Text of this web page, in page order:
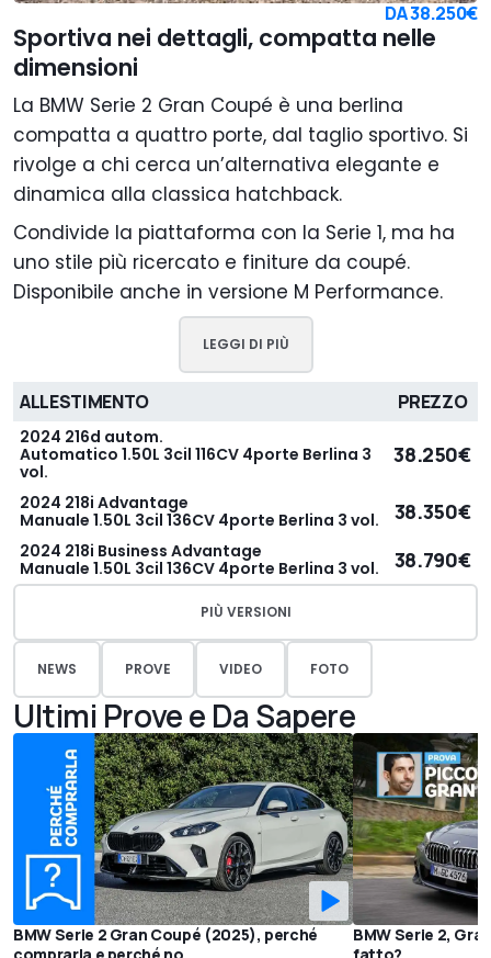
DA38.250€
Sportiva nei dettagli, compatta nelle
dimensioni
La BMW Serie 2 Gran Coupé è una berlina
compatta a quattro porte, dal taglio sportivo. Si
rivolge a chi cerca un’alternativa elegante e
dinamica alla classica hatchback.
Condivide la piattaforma con la Serie 1, ma ha
uno stile più ricercato e finiture da coupé.
Disponibile anche in versione M Performance.
LEGGI DI PIÙ
ALLESTIMENTO PREZZO
2024 216d autom.
Automatico 1.50L 3cil 116CV 4porte Berlina 3
vol.
38.250€
2024 218i Advantage
Manuale 1.50L 3cil 136CV 4porte Berlina 3 vol.
38.350€
2024 218i Business Advantage
Manuale 1.50L 3cil 136CV 4porte Berlina 3 vol.
38.790€
PIÙ VERSIONI
NEWS PROVE VIDEO FOTO
Ultimi Prove e Da Sapere
BMW Serie 2 Gran Coupé (2025), perché
comprarla e perché no
BMW Serie 2,
fatto?